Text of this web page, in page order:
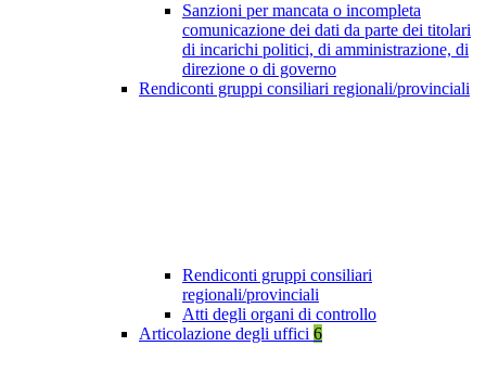
Sanzioni per mancata o incompleta
comunicazione dei dati da parte dei titolari
di incarichi politici, di amministrazione, di
direzione o di governo
Rendiconti gruppi consiliari regionali/provinciali
Rendiconti gruppi consiliari
regionali/provinciali
Atti degli organi di controllo
Articolazione degli uffici 6